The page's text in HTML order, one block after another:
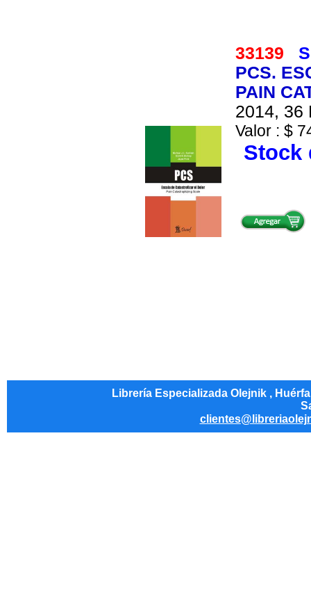
33139
PCS.
PAIN
2014, 36
Valor : $
Stock
Librería Especializada Olejnik ,